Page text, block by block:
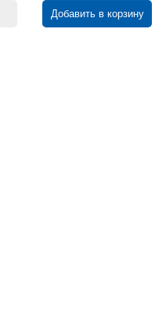
Добавить в корзину